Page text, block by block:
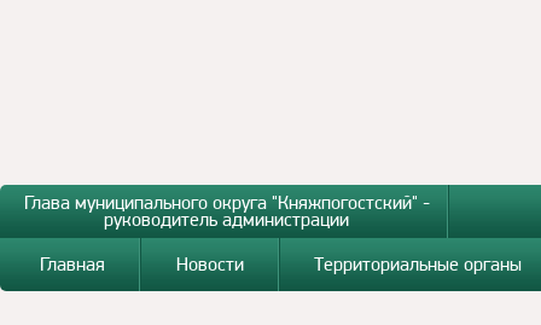
Глава муниципального округа "Княжпогостский" -
руководитель администрации
Главная
Новости Территориальные органы